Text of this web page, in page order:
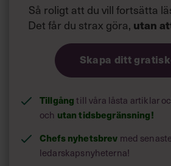
”Tack Michaëla för att du vågade
praktikanten. Och tack för att du sa:
gå hur långt som helst’. Även om
det mig tilltro till mig själv när jag
Och framförallt, tack för att du har
mer än en chef.”
Läs också:
Inspireras av andra chefers
förebilder – samlingssida!
Så roligt att du vill fortsätta
Det får du strax göra, utan
Skapa ditt
Tillgång till våra låsta artiklar
och utan tidsbegränsning!
Chefs nyhetsbrev med
ledarskapsnyheterna!